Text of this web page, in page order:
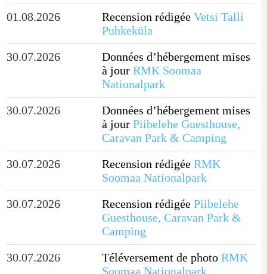
01.08.2026
Recension rédigée Vetsi Talli
Puhkeküla
30.07.2026
Données d’hébergement mises
à jour RMK Soomaa
Nationalpark
30.07.2026
Données d’hébergement mises
à jour Piibelehe Guesthouse,
Caravan Park & Camping
30.07.2026
Recension rédigée RMK
Soomaa Nationalpark
30.07.2026
Recension rédigée Piibelehe
Guesthouse, Caravan Park &
Camping
30.07.2026
Téléversement de photo RMK
Soomaa Nationalpark